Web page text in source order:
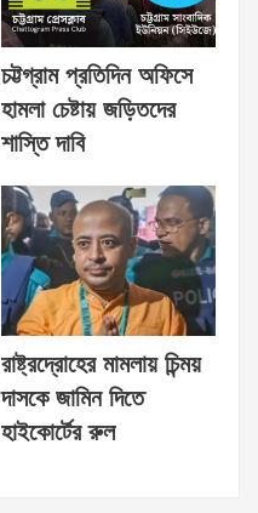
চট্টগ্রাম প্রতিদিন অফিসে
হামলা চেষ্টায় জড়িতদের
শাস্তি দাবি
রাষ্ট্রদ্রোহের মামলায় চিন্ময়
দাসকে জামিন দিতে
হাইকোর্টের রুল